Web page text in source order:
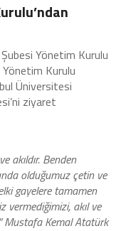
Yönetim Kurulu
Yönetim Kurulu
Üniversitesi
ziyaret
akıldır. Benden
olduğumuz çetin ve
gayelere tamamen
akıl ve
Mustafa Kemal Atatürk